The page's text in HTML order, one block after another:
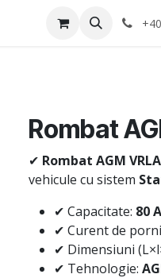
Service-uri montaj
Rombat
✔ Rombat AGM
vehicule cu sistem
✔ Capacitate: 80
✔ Curent de
✔ Dimensiuni
✔ Tehnologie: